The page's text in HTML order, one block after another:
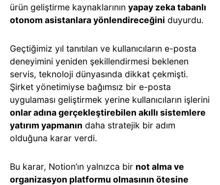
ürün geliştirme kaynaklarının yapay zeka tabanlı
otonom asistanlara yönlendireceğini duyurdu.
Geçtiğimiz yıl tanıtılan ve kullanıcıların e-posta
deneyimini yeniden şekillendirmesi beklenen
servis, teknoloji dünyasında dikkat çekmişti.
Şirket yönetimiyse bağımsız bir e-posta
uygulaması geliştirmek yerine kullanıcıların işlerini
onlar adına gerçekleştirebilen akıllı sistemlere
yatırım yapmanın daha stratejik bir adım
olduğuna karar verdi.
Bu karar, Notion’ın yalnızca bir not alma ve
organizasyon platformu olmasının ötesine